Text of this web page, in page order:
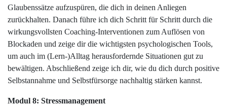
Glaubenssätze aufzuspüren, die dich in deinen Anliegen
zurückhalten. Danach führe ich dich Schritt für Schritt durch die
wirkungsvollsten Coaching-Interventionen zum Auflösen von
Blockaden und zeige dir die wichtigsten psychologischen Tools,
um auch im (Lern-)Alltag herausfordernde Situationen gut zu
bewältigen. Abschließend zeige ich dir, wie du dich durch positive
Selbstannahme und Selbstfürsorge nachhaltig stärken kannst.
Modul 8: Stressmanagement